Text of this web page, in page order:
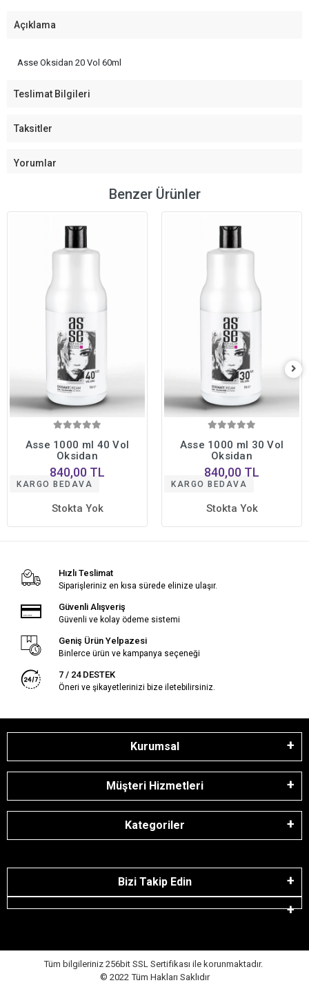
Açıklama
Asse Oksidan 20 Vol 60ml
Teslimat Bilgileri
Taksitler
Yorumlar
Benzer Ürünler
Asse 1000 ml 40 Vol
Oksidan
840,00 TL
KARGO BEDAVA
Stokta Yok
Asse 1000 ml 30 Vol
Oksidan
840,00 TL
KARGO BEDAVA
Stokta Yok
Hızlı Teslimat
Siparişleriniz en kısa sürede elinize ulaşır.
Güvenli Alışveriş
Güvenli ve kolay ödeme sistemi
Geniş Ürün Yelpazesi
Binlerce ürün ve kampanya seçeneği
7 / 24 DESTEK
Öneri ve şikayetlerinizi bize iletebilirsiniz.
Kurumsal
Müşteri Hizmetleri
Kategoriler
Bizi Takip Edin
Tüm bilgileriniz 256bit SSL Sertifikası ile korunmaktadır.
© 2022 Tüm Hakları Saklıdır